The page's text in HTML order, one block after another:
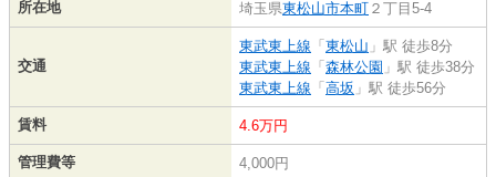
所在地 埼玉県東松山市本町 ２丁目5-4
交通
東武東上線 「 東松山 」駅 徒歩8分
東武東上線 「 森林公園 」駅 徒歩38分
東武東上線 「 高坂 」駅 徒歩56分
賃料 4.6万円
管理費等 4,000円